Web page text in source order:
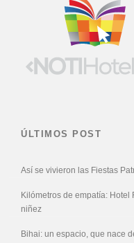
ÚLTIMOS POST
Así se vivieron las Fiestas
Kilómetros de empatía: Hotel
niñez
Bihai: un espacio, que nace